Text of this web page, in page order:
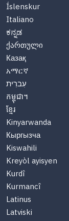
Íslenskur
Italiano
ಕನ್ನಡ
ქართული
Казақ
አማርኛ
עִברִית
កម្ពុជា។
ខ្មែរ
Kinyarwanda
Кыргызча
Kiswahili
Kreyòl ayisyen
Kurdî
Kurmancî
Latinus
Latviski